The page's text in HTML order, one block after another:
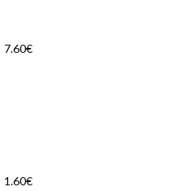
7.60€
1.60€